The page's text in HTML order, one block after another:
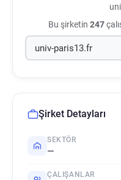
Bu şirketin 247
Şirket Detayları
SEKTÖR
—
ÇALIŞANLAR